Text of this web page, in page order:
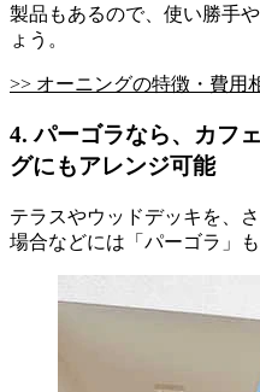
製品もあるので、使い勝手
ょう。
>> オーニングの特徴・費用
4. パーゴラなら、カフ
グにもアレンジ可能
テラスやウッドデッキを、
場合などには「パーゴラ」も